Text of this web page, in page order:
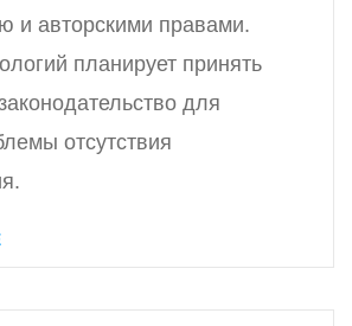
и авторскими правами.
планирует принять
для
отсутствия